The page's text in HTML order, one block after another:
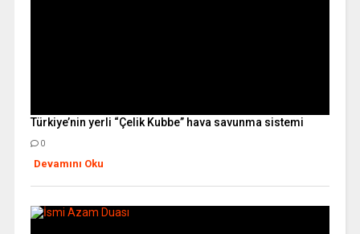
Türkiye’nin yerli “Çelik Kubbe” hava savunma sistemi
0
Devamını Oku